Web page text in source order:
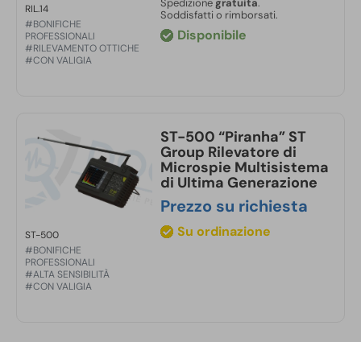
RIL.14
#BONIFICHE
PROFESSIONALI
#RILEVAMENTO OTTICHE
#CON VALIGIA
Soddisfatti o rimborsati.
Disponibile
ST-500
#BONIFICHE
PROFESSIONALI
#ALTA SENSIBILITÀ
#CON VALIGIA
ST-500 “Piranha” ST
Group Rilevatore di
Microspie Multisistema
di Ultima Generazione
Prezzo su richiesta
Su ordinazione